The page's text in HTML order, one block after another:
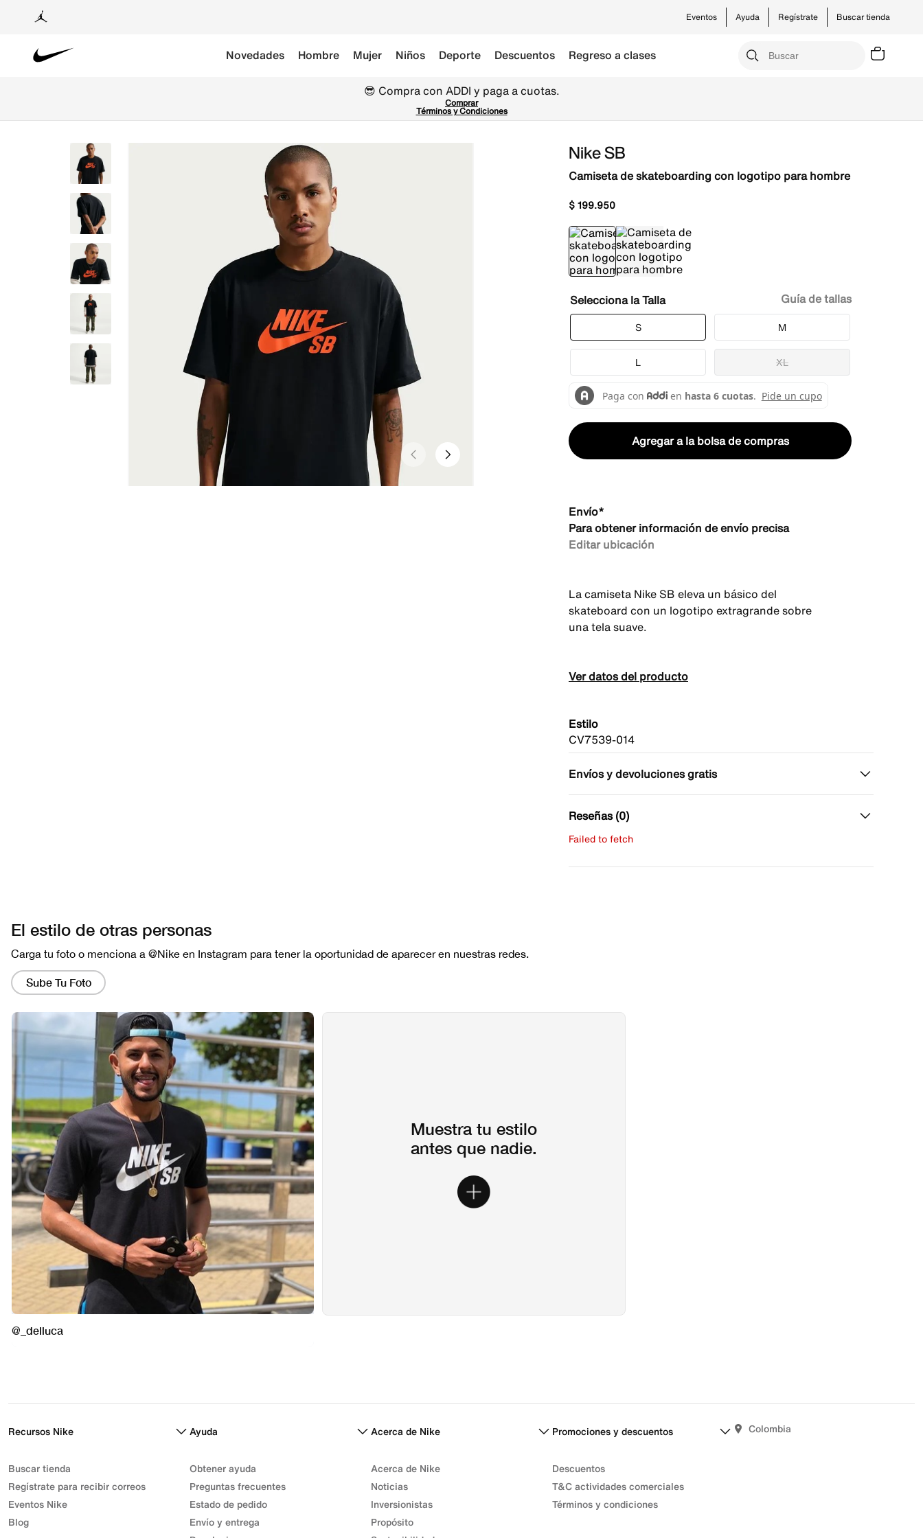
Buscar tienda
Ayuda Regístrate
Eventos
Novedades Hombre Mujer Niños Deporte Descuentos Regreso a clases
😎 Compra con ADDI y paga a cuotas.
Comprar
Términos y Condiciones
Nike SB
Camiseta de skateboarding con logotipo para hombre
$199.950
Talla
S M
L XL
Guía de tallas
Agregar a la bolsa de compras
Envío*
Para obtener información de envío precisa
Editar ubicación
La camiseta Nike SB eleva un básico del
skateboard con un logotipo extragrande sobre
una tela suave.
Ver datos del producto
Estilo
CV7539-014
Envíos y devoluciones gratis
Reseñas (0)
Failed to fetch
Recursos Nike
Buscar tienda
Regístrate para recibir correos
Eventos Nike
Blog
Ayuda
Obtener ayuda
Preguntas frecuentes
Estado de pedido
Envío y entrega
Acerca de Nike
Acerca de Nike
Noticias
Inversionistas
Propósito
Promociones y descuentos
Descuentos
T&C actividades comerciales
Términos y condiciones
Colombia